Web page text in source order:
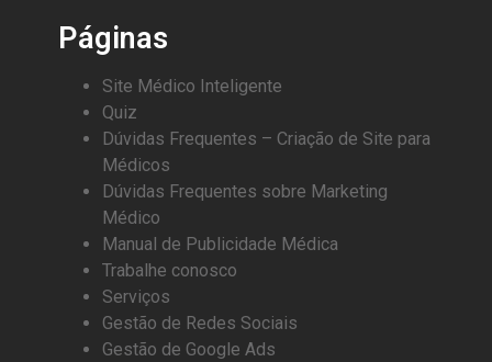
Páginas
Site Médico Inteligente
Quiz
Dúvidas Frequentes – Criação de Site para
Médicos
Dúvidas Frequentes sobre Marketing
Médico
Manual de Publicidade Médica
Trabalhe conosco
Serviços
Gestão de Redes Sociais
Gestão de Google Ads